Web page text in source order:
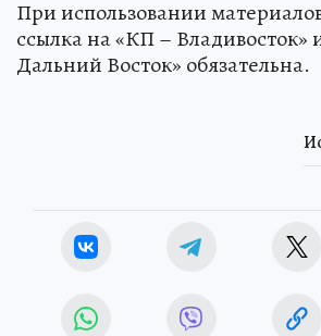
При использовании
ссылка на «КП – Владивосток»
Дальний Восток» обязательна.